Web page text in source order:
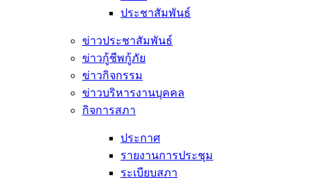
ประชาสัมพันธ์
ข่าวประชาสัมพันธ์
ข่าวกู้ชีพกู้ภัย
ข่าวกิจกรรม
ข่าวบริหารงานบุคคล
กิจการสภา
ประกาศ
รายงานการประชุม
ระเบียบสภา